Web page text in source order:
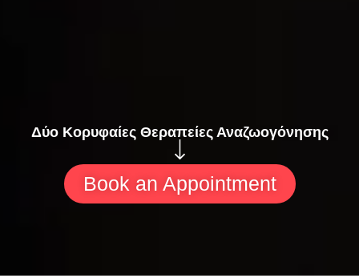
Δύο Κορυφαίες Θεραπείες Αναζωογόνησης
Book an Appointment